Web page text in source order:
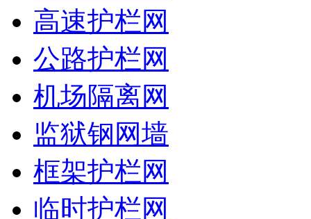
高速护栏网
公路护栏网
机场隔离网
监狱钢网墙
框架护栏网
临时护栏网